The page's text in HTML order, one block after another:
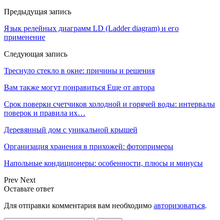
Предыдущая запись
Язык релейных диаграмм LD (Ladder diagram) и его
применение
Следующая запись
Треснуло стекло в окне: причины и решения
Вам также могут понравиться Еще от автора
Срок поверки счетчиков холодной и горячей воды: интервалы
поверок и правила их…
Деревянный дом с уникальной крышей
Организация хранения в прихожей: фотопримеры
Напольные кондиционеры: особенности, плюсы и минусы
Prev Next
Оставьте ответ
Для отправки комментария вам необходимо авторизоваться.